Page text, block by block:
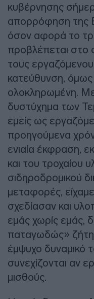
κυβέρνησης
απορρόφηση της
όσον αφορά το
προβλέπεται στο
τους
κατεύθυνση, όμως
ολοκληρωμένη.
δυστύχημα των
εμείς ως
προηγούμενα
ενιαία έκφραση,
και του τροχαίου
σιδηροδρομικού
μεταφορές, είχαμε
σχεδίασαν και
εμάς χωρίς εμάς,
παταγωδώς»
έμψυχο δυναμικό
συνεχίζονται αν
μισθούς.